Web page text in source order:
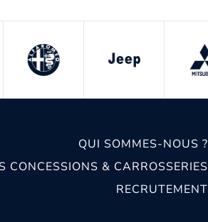
QUI SOMMES-NOUS ?
CONCESSIONS & CARROSSERIES
RECRUTEMENT